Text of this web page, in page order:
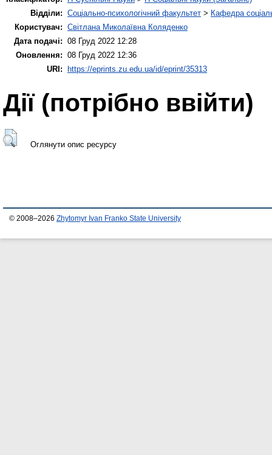
Відділи: Соціально-психологічний факультет > Кафедра
Користувач: Світлана Миколаївна Коляденко
Дата подачі: 08 Груд 2022 12:28
Оновлення: 08 Груд 2022 12:36
URI:
https://eprints.zu.edu.ua/id/eprint/35313
Дії ​​(потрібно ввійти)
Оглянути опис ресурсу
© 2008–2026 Zhytomyr Ivan Franko State University